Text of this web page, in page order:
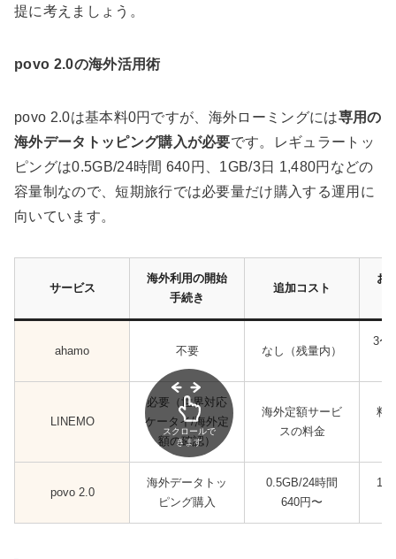
提に考えましょう。
povo 2.0の海外活用術
povo 2.0は基本料0円ですが、海外ローミングには専用の
海外データトッピング購入が必要です。レギュラートッ
ピングは0.5GB/24時間 640円、1GB/3日 1,480円などの
容量制なので、短期旅行では必要量だけ購入する運用に
向いています。
サービス
海外利用の開始
手続き
追加コスト
お
ahamo 不要 なし（残量内）
3〜
LINEMO
必要（世界対応
ケータイ/海外定
額の確認）
海外定額サービ
スの料金
料
povo 2.0
海外データトッ
ピング購入
0.5GB/24時間
640円〜
1
スクロールで
きます